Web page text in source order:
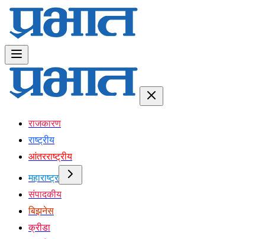
राजकारण
राष्ट्रीय
आंतरराष्ट्रीय
महाराष्ट्र
संपादकीय
बिझनेस
क्रीडा